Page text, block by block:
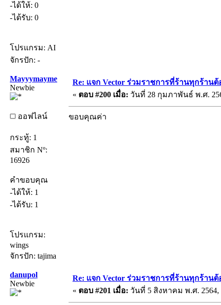
-ได้ให้: 0
-ได้รับ: 0
โปรแกรม: AI
จักรปัก: -
Mayyymayme
Newbie
ออฟไลน์
กระทู้: 1
สมาชิก Nº:
16926
คำขอบคุณ
-ได้ให้: 1
-ได้รับ: 1
โปรแกรม:
wings
จักรปัก: tajima
Re: แจก Vector ร่วมราชการที่ร้านทุกร้าน
« ตอบ #200 เมื่อ: วันที่ 28 กุมภาพันธ์ พ.ศ.
ขอบคุณค่า
danupol
Newbie
Re: แจก Vector ร่วมราชการที่ร้านทุกร้าน
« ตอบ #201 เมื่อ: วันที่ 5 สิงหาคม พ.ศ. 2564,